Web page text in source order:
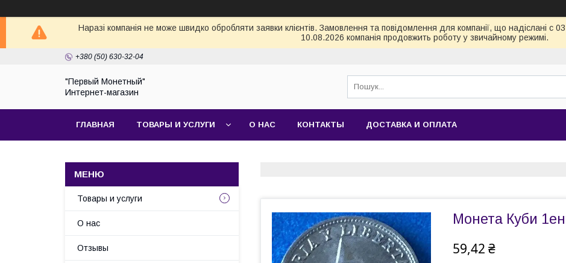
Наразі компанія не може швидко обробляти заявки клієнтів. Замовлення та повідомлення для компанії, що надіслані с
10.08.2026 компанія продовжить роботу у звичайному режимі.
+380 (50) 630-32-04
"Первый Монетный"
Интернет-магазин
ГЛАВНАЯ ТОВАРЫ И УСЛУГИ О НАС КОНТАКТЫ ДОСТАВКА И ОПЛАТА
Монета Куби
59,42 ₴
Товары и услуги
О нас
Отзывы